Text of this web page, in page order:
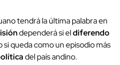
tendrá la última palabra en
dependerá si eldiferendo
si queda como un episodio más
del país andino.